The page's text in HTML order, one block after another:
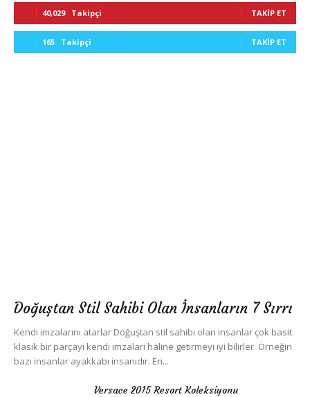
40,029 Takipçi TAKIP ET
165 Takipçi TAKIP ET
Doğuştan Stil Sahibi Olan İnsanların 7 Sırrı
Kendi imzalarını atarlar Doğuştan stil sahibi olan insanlar çok basit
klasik bir parçayı kendi imzaları haline getirmeyi iyi bilirler. Örneğin
bazı insanlar ayakkabı insanıdır. En...
Versace 2015 Resort Koleksiyonu